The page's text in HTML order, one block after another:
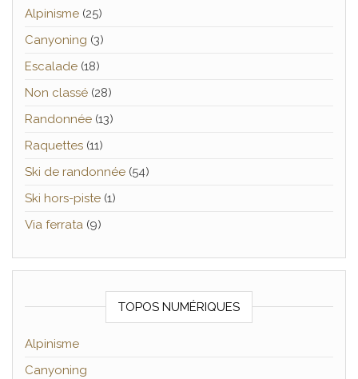
Alpinisme (25)
Canyoning (3)
Escalade (18)
Non classé (28)
Randonnée (13)
Raquettes (11)
Ski de randonnée (54)
Ski hors-piste (1)
Via ferrata (9)
TOPOS NUMÉRIQUES
Alpinisme
Canyoning